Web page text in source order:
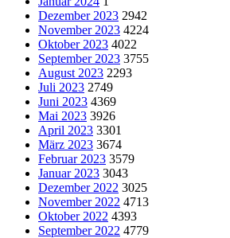
Dezember 2023 2942
November 2023 4224
Oktober 2023 4022
September 2023 3755
August 2023 2293
Juli 2023 2749
Juni 2023 4369
Mai 2023 3926
April 2023 3301
März 2023 3674
Februar 2023 3579
Januar 2023 3043
Dezember 2022 3025
November 2022 4713
Oktober 2022 4393
September 2022 4779